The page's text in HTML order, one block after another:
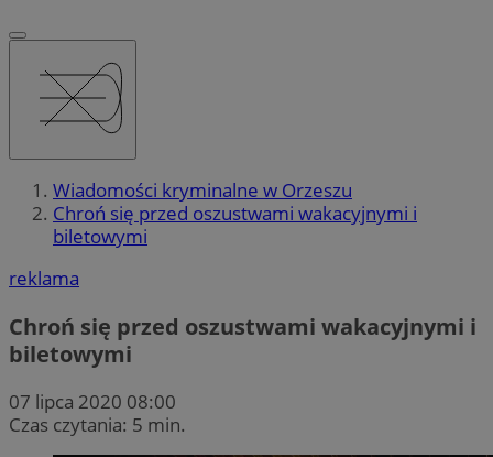
Wiadomości kryminalne w Orzeszu
Chroń się przed oszustwami wakacyjnymi i
biletowymi
reklama
Chroń się przed oszustwami wakacyjnymi i
biletowymi
07 lipca 2020 08:00
Czas czytania: 5 min.